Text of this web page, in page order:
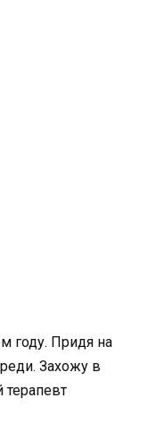
году. Придя на
Захожу в
терапевт